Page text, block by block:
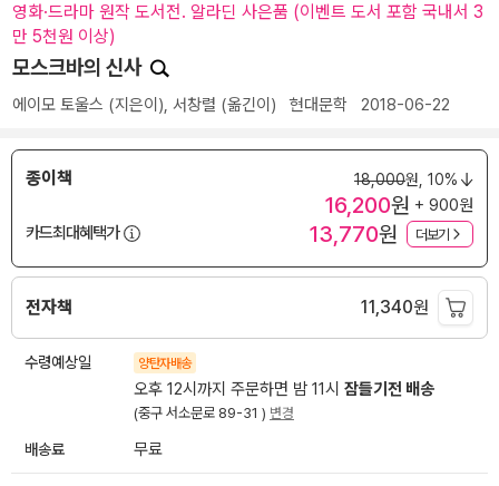
영화·드라마 원작 도서전. 알라딘 사은품 (이벤트 도서 포함 국내서 3
만 5천원 이상)
모스크바의 신사
에이모 토울스 (지은이), 서창렬 (옮긴이)현대문학 2018-06-22
종이책 18,000원, 10%
16,200원 + 900원
카드최대혜택가
13,770원 더보기
전자책 11,340원
수령예상일 양탄자배송
오후 12시까지 주문하면 밤 11시 잠들기전 배송
(중구 서소문로 89-31 ) 변경
배송료 무료